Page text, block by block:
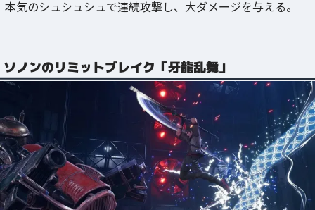
本気のシュシュシュで連続攻撃し、大ダメージを与える。
ソノンのリミットブレイク「牙龍乱舞」